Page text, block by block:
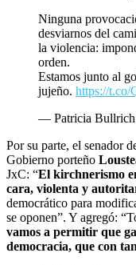
Ninguna
desviarnos del
la violencia:
orden.
Estamos junto al
jujeño. https://t.co/
— Patricia
Por su parte, el senador
Gobierno porteño
JxC: “El kirchnerismo
cara, violenta y
democrático para
se oponen”. Y agregó:
vamos a permitir que
democracia, que con